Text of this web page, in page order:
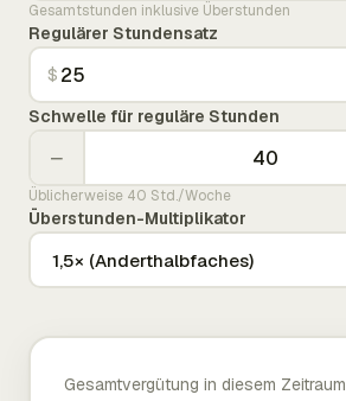
Gesamtstunden inklusive Überstunden
Regulärer Stundensatz
$
Schwelle für reguläre Stunden
−
Üblicherweise 40 Std./Woche
Überstunden-Multiplikator
Gesamtvergütung in diesem Zeitraum